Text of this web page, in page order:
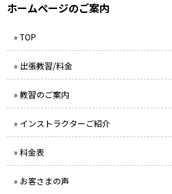
ホームページのご案内
» TOP
» 出張教習/料金
» 教習のご案内
» インストラクターご紹介
» 料金表
» お客さまの声